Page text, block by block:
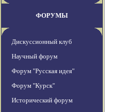
ФОРУМЫ
Дискуссионный клуб
Научный форум
Форум "Русская идея"
Форум "Курск"
Исторический форум